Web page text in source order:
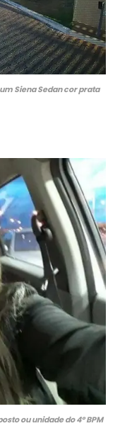
Siena Sedan cor prata
ou unidade do 4º BPM